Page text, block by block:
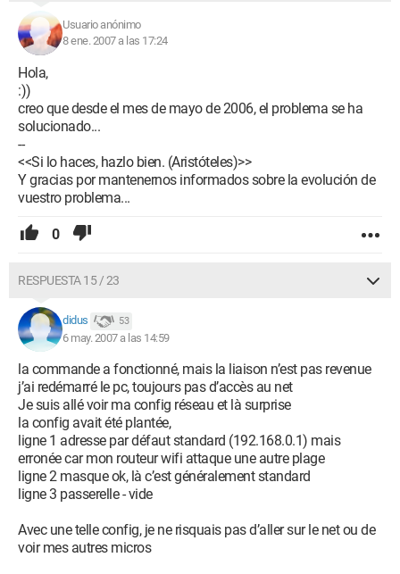
Usuario anónimo
8 ene. 2007 a las 17:24
Hola,
:))
creo que desde el mes de mayo de 2006, el problema se ha
solucionado...
--
<<Si lo haces, hazlo bien. (Aristóteles)>>
Y gracias por mantenernos informados sobre la evolución de
vuestro problema...
0
RESPUESTA 15 / 23
didus 53
6 may. 2007 a las 14:59
la commande a fonctionné, mais la liaison n’est pas revenue
j’ai redémarré le pc, toujours pas d’accès au net
Je suis allé voir ma config réseau et là surprise
la config avait été plantée,
ligne 1 adresse par défaut standard (192.168.0.1) mais
erronée car mon routeur wifi attaque une autre plage
ligne 2 masque ok, là c’est généralement standard
ligne 3 passerelle - vide
Avec une telle config, je ne risquais pas d’aller sur le net ou de
voir mes autres micros